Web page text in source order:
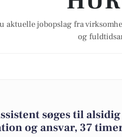
aktuelle jobopslag fra
og
søges til alsidig
og ansvar, 37